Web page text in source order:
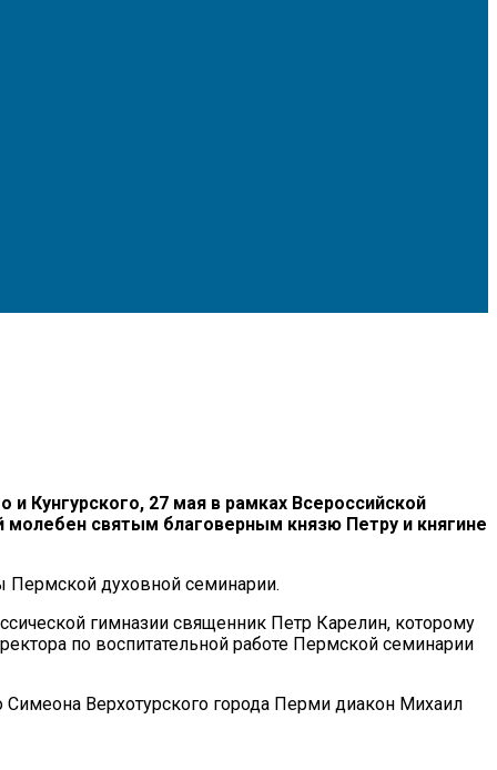
Кунгурского, 27 мая в рамках Всероссийской
святым благоверным князю Петру и княгине
Пермской духовной семинарии.
гимназии священник Петр Карелин, которому
по воспитательной работе Пермской семинарии
Верхотурского города Перми диакон Михаил